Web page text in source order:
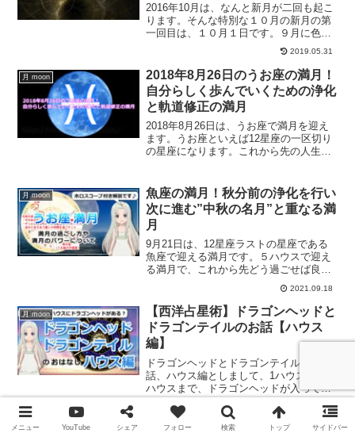
2016年10月は、なんと新月が二回も起こ
ります。そんな特別な１０月の新月の第
一回目は、１０月１日です。９月に色々
といらないものを手放し、あなたの中に
は余裕があるはずです。手放した隙間
に、新しいものを入れる絶好の機会が今
回の新月です。１０月の天秤座の新月に
するべき美を磨くこと、人間関係の改善
を図ること、未来地図を描くことについ
て解説していきます。
2019.05.31
月 moon
2018年8月26日のうお座の満月！
自分らしく歩んでいくための浄化
と軌道修正の満月
2018年8月26日は、うお座で満月を迎え
ます。うお座といえば12星座の一区切り
の星座になります。これから先の人生を
座の満月の過ごし方です。
月 moon
魚座の満月！秋分前の浄化を行い
次に進む”中秋の名月”と重なる満
月
9月21日は、12星座ラストの星座である
魚座で迎える満月です。５ハウスで迎え
る満月で、これから先どう過ごせば良い
のか？示唆されている満月と言えます。
2021.09.18
月 moon
【西洋占星術】ドラゴンヘッドと
ドラゴンテイルのお話【ハウス
編】
ドラゴンヘッドとドラゴンテイルのお
話、ハウス編としまして、1ハウスから12
ハウスまで、ドラゴンヘッドが入ってい
るハウスのテーマについてご紹介しま
メニュー YouTube シェア フォロー 検索 トップ サイドバー